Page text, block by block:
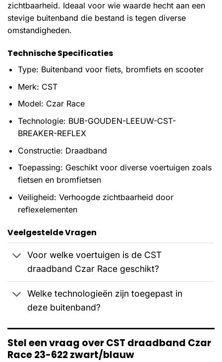
zichtbaarheid. Ideaal voor wie waarde hecht aan een
stevige buitenband die bestand is tegen diverse
omstandigheden.
Technische Specificaties
Type: Buitenband voor fiets, bromfiets en scooter
Merk: CST
Model: Czar Race
Technologie: BUB-GOUDEN-LEEUW-CST-
BREAKER-REFLEX
Constructie: Draadband
Toepassing: Geschikt voor diverse voertuigen zoals
fietsen en bromfietsen
Veiligheid: Verhoogde zichtbaarheid door
reflexelementen
Veelgestelde Vragen
Voor welke voertuigen is de CST
draadband Czar Race geschikt?
Welke technologieën zijn toegepast in
deze buitenband?
Stel een vraag over CST draadband Czar
Race 23-622 zwart/blauw